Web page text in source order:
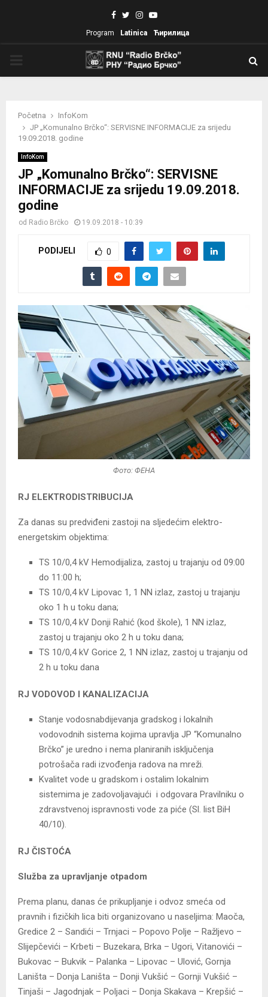
Facebook
TwitterInstagram
Youtube
Program Latinica Ћирилица
Početna
InfoKom
JP „Komunalno Brčko“: SERVISNE INFORMACIJE za srijedu
19.09.2018. godine
InfoKom
JP „Komunalno Brčko“: SERVISNE
INFORMACIJE za srijedu 19.09.2018.
godine
od Radio Brčko 19.09.2018 - 10:39
PODIJELI 0
Фото: ФЕНА
RJ ELEKTRODISTRIBUCIJA
Za danas su predviđeni zastoji na sljedećim elektro-
energetskim objektima:
TS 10/0,4 kV Hemodijaliza, zastoj u trajanju od 09:00
do 11:00 h;
TS 10/0,4 kV Lipovac 1, 1 NN izlaz, zastoj u trajanju
oko 1 h u toku dana;
TS 10/0,4 kV Donji Rahić (kod škole), 1 NN izlaz,
zastoj u trajanju oko 2 h u toku dana;
TS 10/0,4 kV Gorice 2, 1 NN izlaz, zastoj u trajanju od
2 h u toku dana
RJ VODOVOD I KANALIZACIJA
Stanje vodosnabdijevanja gradskog i lokalnih
vodovodnih sistema kojima upravlja JP “Komunalno
Brčko” je uredno i nema planiranih isključenja
potrošača radi izvođenja radova na mreži.
Kvalitet vode u gradskom i ostalim lokalnim
sistemima je zadovoljavajući i odgovara Pravilniku o
zdravstvenoj ispravnosti vode za piće (Sl. list BiH
40/10).
RJ ČISTOĆA
Služba za upravljanje otpadom
Prema planu, danas će prikupljanje i odvoz smeća od
pravnih i fizičkih lica biti organizovano u naseljima: Maoča,
Gredice 2 – Sandići – Trnjaci – Popovo Polje – Ražljevo –
Slijepčevići – Krbeti – Buzekara, Brka – Ugori, Vitanovići –
Bukovac – Bukvik – Palanka – Lipovac – Ulović, Gornja
Laništa – Donja Laništa – Donji Vukšić – Gornji Vukšić –
Tinjaši – Jagodnjak – Poljaci – Donja Skakava – Krepšić –